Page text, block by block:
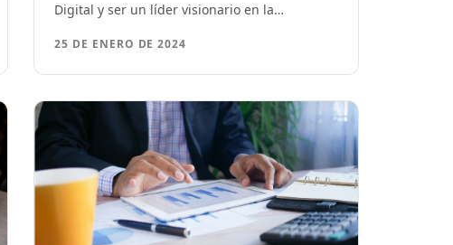
Digital y ser un líder visionario en la
25 DE ENERO DE 2024